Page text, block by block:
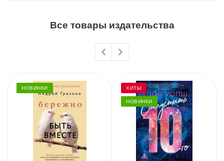
Все товары издательства
НОВИНКИ ХИТЫ
НОВИНКИ